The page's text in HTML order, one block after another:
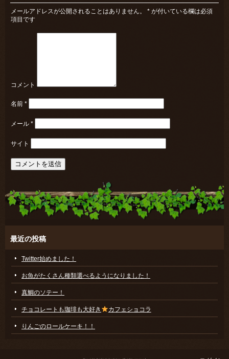
メールアドレスが公開されることはありません。 * が付いている欄は必須
項目です
コメント
名前*
メール*
サイト
最近の投稿
Twitter始めました！
お魚がたくさん種類選べるようになりました！
真鯛のソテー！
チョコレートも珈琲も大好き カフェショコラ
りんごのロールケーキ！！